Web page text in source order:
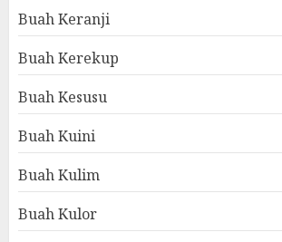
Buah Keranji
Buah Kerekup
Buah Kesusu
Buah Kuini
Buah Kulim
Buah Kulor